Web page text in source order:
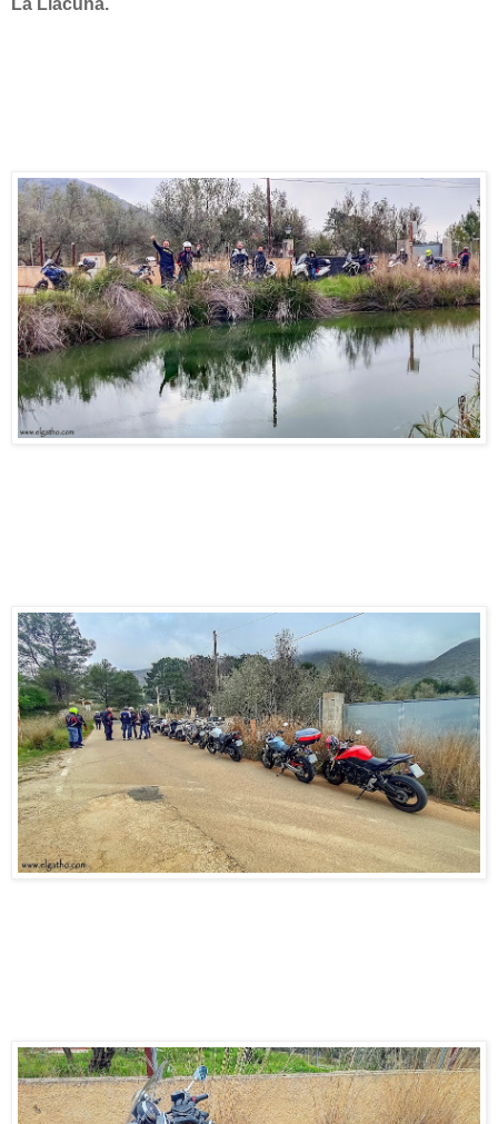
La Llacuna.